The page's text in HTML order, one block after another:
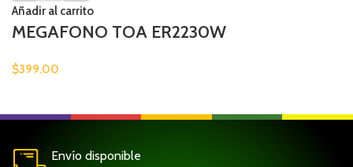
Añadir al carrito
MEGAFONO TOA ER2230W
$399.00
Envío disponible